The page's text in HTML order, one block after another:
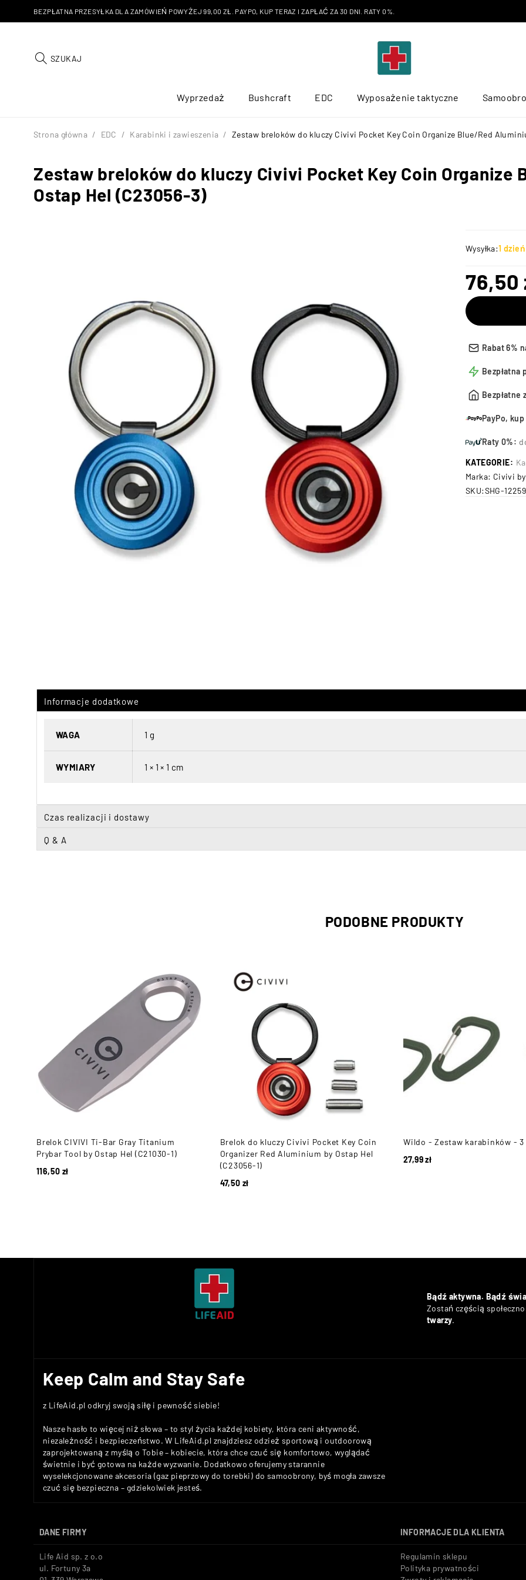
BEZPŁATNA PRZESYŁKA DLA ZAMÓWIEŃ POWYŻEJ 99,00 ZŁ. PAYPO, KUP TERAZ I ZAPŁAĆ ZA 30 DNI. RATY 0%.
SZUKAJ
Wyprzedaż Bushcraft EDC Wyposażenie taktyczne
Zestaw breloków do kluczy Civivi Pocket Key Coin Organize
Ostap Hel (C23056-3)
Strona główna / EDC / Karabinki i zawieszenia / Zestaw breloków do kluczy Civivi Pocket Key Coin Organize Blue/Red
Wysyłka:1
76,50
Rabat 6%
Bezpłatna
Bezpłatne
PayPo,
Raty 0%:
KATEGORIE:
Marka: Civivi
SKU:SHG-
Informacje dodatkowe
WAGA 1 g
WYMIARY 1 × 1 × 1 cm
Czas realizacji i dostawy
Q & A
PODOBNE PRODUKTY
Brelok CIVIVI Ti-Bar Gray Titanium
Prybar Tool by Ostap Hel (C21030-1)
116,50 zł
Brelok do kluczy Civivi Pocket Key Coin
Organizer Red Aluminium by Ostap Hel
(C23056-1)
47,50 zł
Wildo - Zestaw karabinków -
27,99zł
Bądź aktywna. Bądź
Zostań częścią
twarzy.
Keep Calm and Stay Safe
z LifeAid.pl odkryj swoją siłę i pewność siebie!
Nasze hasło to więcej niż słowa – to styl życia każdej kobiety, która ceni aktywność,
niezależność i bezpieczeństwo. W LifeAid.pl znajdziesz odzież sportową i outdoorową
zaprojektowaną z myślą o Tobie – kobiecie, która chce czuć się komfortowo, wyglądać
świetnie i być gotowa na każde wyzwanie. Dodatkowo oferujemy starannie
wyselekcjonowane akcesoria (gaz pieprzowy do torebki) do samoobrony, byś mogła zawsze
czuć się bezpieczna – gdziekolwiek jesteś.
DANE FIRMY INFORMACJE DLA KLIENTA
Life Aid sp. z o.o
ul. Fortuny 3a
Regulamin sklepu
Polityka prywatności